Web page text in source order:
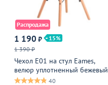
Распродажа
1 190 ₽
15
1 390 ₽
Чехол Е01 на стул Eames,
велюр уплотненный бежевый
40